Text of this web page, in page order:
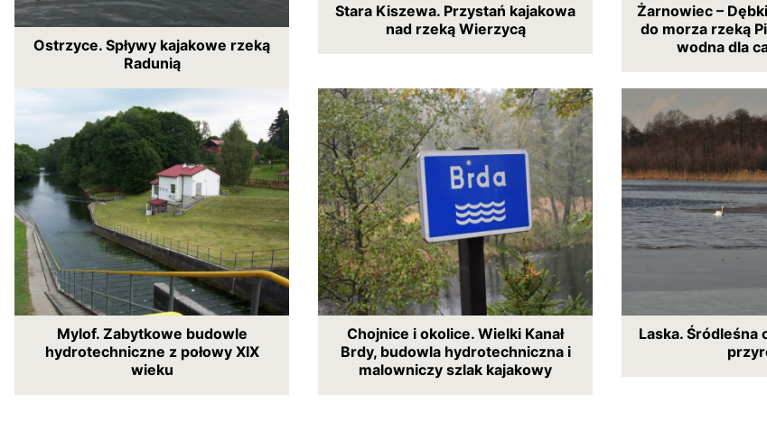
Ostrzyce. Spływy kajakowe rzeką
Radunią
Stara Kiszewa. Przystań kajakowa
nad rzeką Wierzycą
Żarnowiec –
do morza rzeką
wodna dla
Mylof. Zabytkowe budowle
hydrotechniczne z połowy XIX
wieku
Chojnice i okolice. Wielki Kanał
Brdy, budowla hydrotechniczna i
malowniczy szlak kajakowy
Laska. Śródleśna